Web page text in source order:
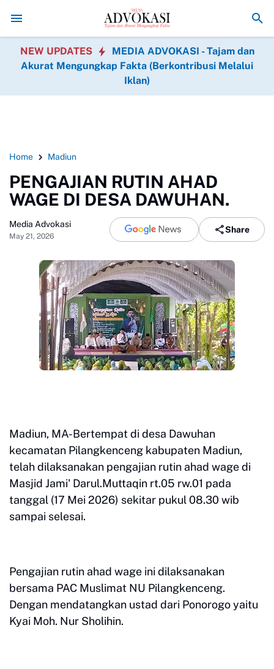
Asintel Satlap Tricakti Beri Penjelasan Terkait
NEW UPDATES
MEDIA ADVOKASI - Tajam dan
Akurat Mengungkap Fakta (Berkontribusi Melalui
Iklan)
Home Madiun
PENGAJIAN RUTIN AHAD
WAGE DI DESA DAWUHAN.
Media Advokasi
May 21, 2026
Share
Madiun, MA-Bertempat di desa Dawuhan
kecamatan Pilangkenceng kabupaten Madiun,
telah dilaksanakan pengajian rutin ahad wage di
Masjid Jami' Darul.Muttaqin rt.05 rw.01 pada
tanggal (17 Mei 2026) sekitar pukul 08.30 wib
sampai selesai.
Pengajian rutin ahad wage ini dilaksanakan
bersama PAC Muslimat NU Pilangkenceng.
Dengan mendatangkan ustad dari Ponorogo yaitu
Kyai Moh. Nur Sholihin.